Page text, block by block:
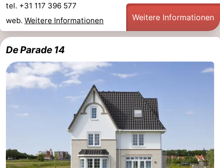
tel. +31 117 396 577
web. Weitere Informationen Weitere Informationen
De Parade 14